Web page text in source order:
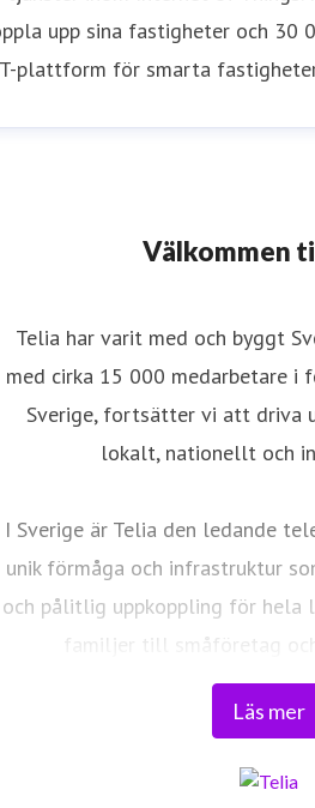
upp sina fastigheter och 30
plattform för smarta
Välkommen
Läs mer
Telia har varit med och byggt
med cirka 15 000 medarbetare i
Sverige, fortsätter vi att driva
lokalt, nationellt och
I Sverige är Telia den ledande
unik förmåga och infrastruktur
och pålitlig uppkoppling för hela
familjer till småföretag
verksamheter. Vi möjliggör
vardagen och är en del av
transportnätet och ett mobilnät i